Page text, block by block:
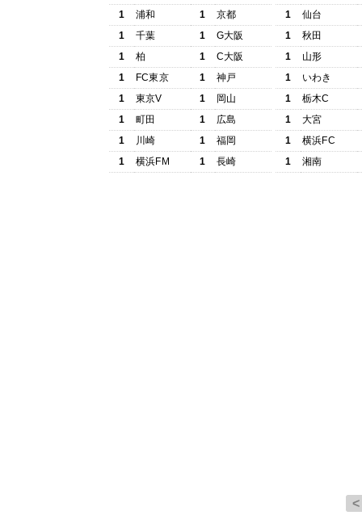
1
浦和 1
京都
1
千葉 1
G大阪
1
柏 1
C大阪
1
FC東京 1
神戸
1
東京V 1
岡山
1
町田 1
広島
1
川崎 1
福岡
1
横浜FM 1 長崎
1
仙台
1
秋田
1
山形
1
いわき
1
栃木C
1
大宮
1
横浜FC
1
湘南